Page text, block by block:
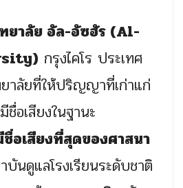
ยาลัย อัล-อัซฮัร (Al-
กรุงไคโร ประเทศ
าลัยที่ให้ปริญญาที่เก่าแก่
อเสียงในฐานะ
อเสียงที่สุดของศาสนา
บันดูแลโรงเรียนระดับชาติ